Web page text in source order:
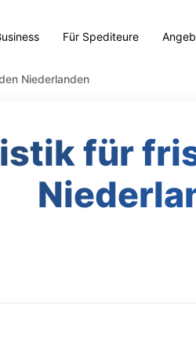
Für Spediteure
Niederlanden
für